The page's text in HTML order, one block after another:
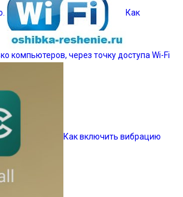
Как
компьютеров, через точку доступа Wi-Fi
Как включить вибрацию